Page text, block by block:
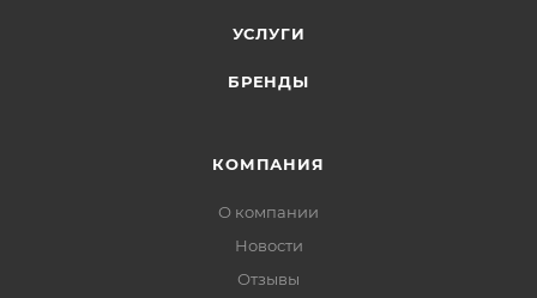
УСЛУГИ
БРЕНДЫ
КОМПАНИЯ
О компании
Новости
Отзывы